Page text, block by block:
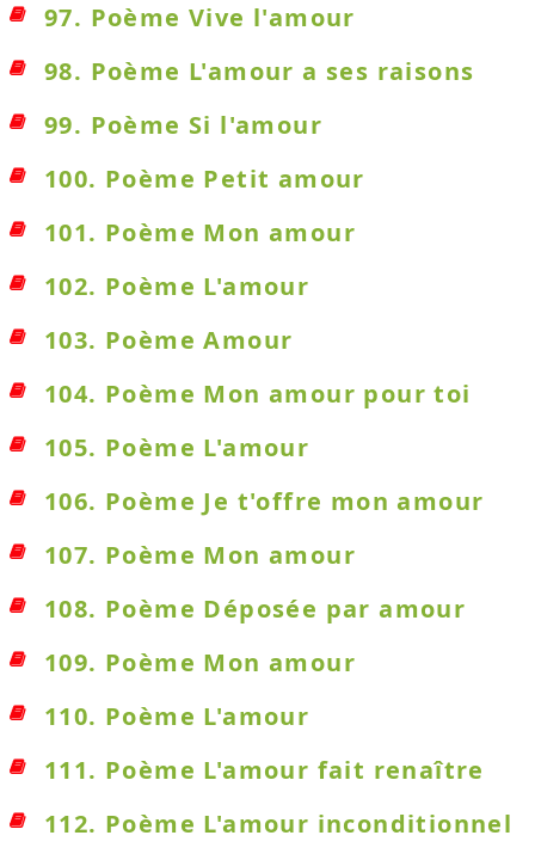
97. Poème Vive l'amour
98. Poème L'amour a ses raisons
99. Poème Si l'amour
100. Poème Petit amour
101. Poème Mon amour
102. Poème L'amour
103. Poème Amour
104. Poème Mon amour pour toi
105. Poème L'amour
106. Poème Je t'offre mon amour
107. Poème Mon amour
108. Poème Déposée par amour
109. Poème Mon amour
110. Poème L'amour
111. Poème L'amour fait renaître
112. Poème L'amour inconditionnel